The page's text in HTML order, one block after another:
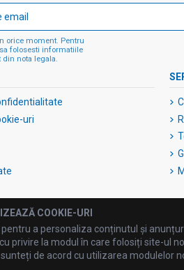
orice moment. Pentru
folosesti informatiile
din nota legala.
uri
COOKIE-URI
pentru a personaliza conținutul și
privire la modul în care folosiți site-ul
de acord cu utilizarea modulelor